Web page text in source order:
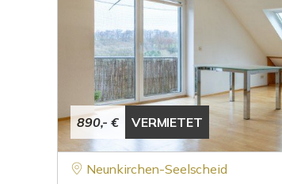
890,- € VERMIETET
Neunkirchen-Seelscheid